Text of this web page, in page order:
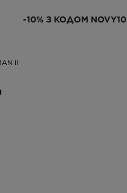
-10% З КОДОМ NOVY10
II